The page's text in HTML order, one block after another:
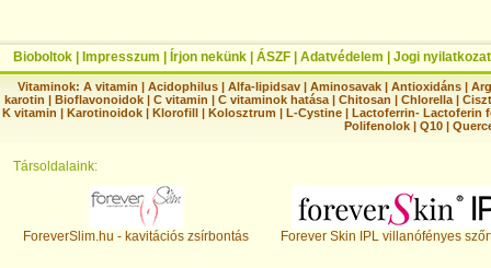
Bioboltok | Impresszum | Írjon nekünk | ÁSZF | Adatvédelem | Jogi nyilatkozat
Vitaminok: A vitamin |Acidophilus |Alfa-lipidsav |Aminosavak |Antioxidáns |
karotin | Bioflavonoidok | C vitamin | C vitaminok hatása | Chitosan | Chlorella |
K vitamin | Karotinoidok | Klorofill | Kolosztrum | L-Cystine | Lactoferrin- Lactoferin
Polifenolok |Q10 |
Társoldalaink:
ForeverSlim.hu - kavitációs zsírbontás Forever Skin IPL villanófényes